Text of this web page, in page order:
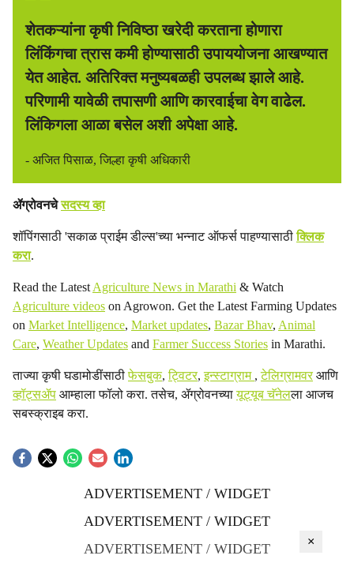
शेतकऱ्यांना कृषी निविष्ठा खरेदी करताना होणारा
लिंकिंगचा त्रास कमी होण्यासाठी उपाययोजना आखण्यात
येत आहेत. अतिरिक्त मनुष्यबळही उपलब्ध झाले आहे.
परिणामी यावेळी तपासणी आणि कारवाईचा वेग वाढेल.
लिंकिगला आळा बसेल अशी अपेक्षा आहे.
- अजित पिसाळ, जिल्हा कृषी अधिकारी
ॲग्रोवनचेसदस्य व्हा
शॉपिंगसाठी 'सकाळ प्राईम डील्स'च्या भन्नाट ऑफर्स पाहण्यासाठीक्लिक
करा.
Read the Latest Agriculture News in Marathi & Watch
Agriculture videos on Agrowon. Get the Latest Farming Updates
on Market Intelligence, Market updates, Bazar Bhav, Animal
Care, Weather Updates and Farmer Success Stories in Marathi.
ताज्या कृषी घडामोडींसाठीफेसबुक,ट्विटर,इन्स्टाग्राम ,टेलिग्रामवरआणि
व्हॉट्सॲप आम्हाला फॉलो करा. तसेच, ॲग्रोवनच्यायूट्यूब चॅनेलला आजच
सबस्क्राइब करा.
ADVERTISEMENT / WIDGET
ADVERTISEMENT / WIDGET
ADVERTISEMENT / WIDGET
×